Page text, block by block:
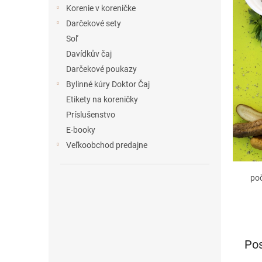
Korenie v koreničke
Darčekové sety
Soľ
Davídkův čaj
Darčekové poukazy
Bylinné kúry Doktor Čaj
Etikety na koreničky
Príslušenstvo
E-booky
Veľkoobchod predajne